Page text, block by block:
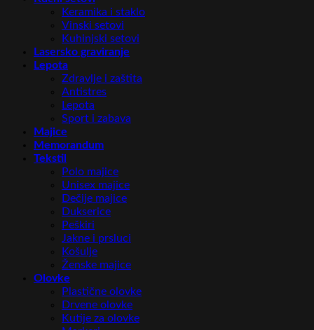
Keramika i staklo
Vinski setovi
Kuhinjski setovi
Lasersko graviranje
Lepota
Zdravlje i zaštita
Antistres
Lepota
Sport i zabava
Majice
Memorandum
Tekstil
Polo majice
Unisex majice
Dečije majice
Dukserice
Peškiri
Jakne i prsluci
Košulje
Ženske majice
Olovke
Plastične olovke
Drvene olovke
Kutije za olovke